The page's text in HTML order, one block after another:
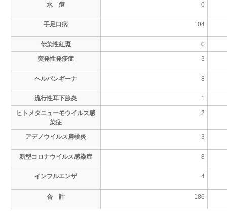
水 痘 0
手足口病 104
伝染性紅斑 0
突発性発疹症 3
ヘルパンギーナ 8
流行性耳下腺炎 1
ヒトメタニューモウイルス感
染症
2
アデノウイルス扁桃炎 3
新型コロナウイルス感染症 8
インフルエンザ 4
合 計 186